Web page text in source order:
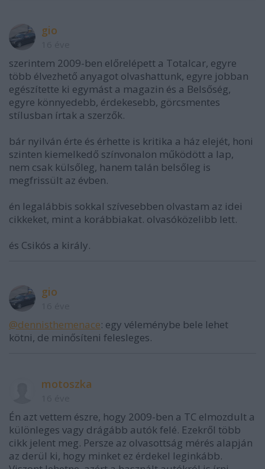
gio
szerintem 2009-ben előrelépett a Totalcar, egyre
több élvezhető anyagot olvashattunk, egyre jobban
egészítette ki egymást a magazin és a Belsőség,
egyre könnyedebb, érdekesebb, görcsmentes
stílusban írtak a szerzők.
bár nyilván érte és érhette is kritika a ház elejét, honi
szinten kiemelkedő színvonalon működött a lap,
nem csak külsőleg, hanem talán belsőleg is
megfrissült az évben.
én legalábbis sokkal szívesebben olvastam az idei
cikkeket, mint a korábbiakat. olvasóközelibb lett.
és Csikós a király.
gio
@dennisthemenace: egy véleménybe bele lehet
kötni, de minősíteni felesleges.
motoszka
Én azt vettem észre, hogy 2009-ben a TC elmozdult a
különleges vagy drágább autók felé. Ezekről több
cikk jelent meg. Persze az olvasottság mérés alapján
az derül ki, hogy minket ez érdekel leginkább.